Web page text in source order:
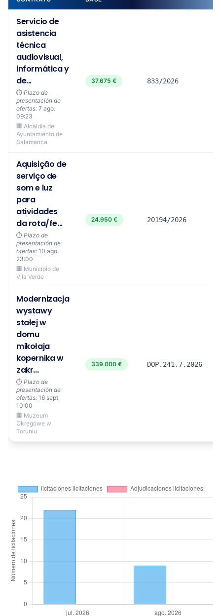
Servicio de
asistencia
técnica
audiovisual,
informática y
de...
⏱️ Plazo de
presentación de
ofertas: 7 ago.
09:23
🏢 Alcaldía del
Ayuntamiento de
Salamanca
37.675 € 833/2026
Aquisição de
serviço de
som e luz
para
atividades
da rota/fe...
⏱️ Plazo de
presentación de
ofertas: 10 ago.
23:00
🏢 Município de
Vila Verde
24.950 € 20194/2026
Modernizacja
wystawy
stałej w
domu
mikołaja
kopernika w
zakr...
⏱️ Plazo de
presentación de
ofertas: 16 sept.
10:00
🏢 Muzeum
Okręgowe w
Toruniu
339.000 € DOP.241.7.2026